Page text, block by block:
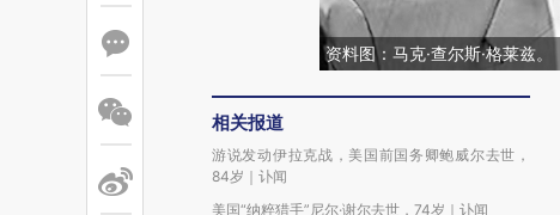
资料图：马克·查尔斯·格莱兹。
相关报道
游说发动伊拉克战，美国前国务卿鲍威尔去世，
84岁｜讣闻
美国“纳粹猎手”尼尔·谢尔去世，74岁｜讣闻